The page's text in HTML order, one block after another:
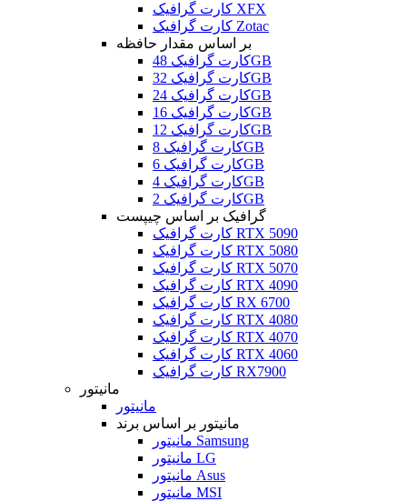
کارت گرافیک XFX
کارت گرافیک Zotac
بر اساس مقدار حافظه
کارت گرافیک 48GB
کارت گرافیک 32GB
کارت گرافیک 24GB
کارت گرافیک 16GB
کارت گرافیک 12GB
کارت گرافیک 8GB
کارت گرافیک 6GB
کارت گرافیک 4GB
کارت گرافیک 2GB
گرافیک بر اساس چیپست
کارت گرافیک RTX 5090
کارت گرافیک RTX 5080
کارت گرافیک RTX 5070
کارت گرافیک RTX 4090
کارت گرافیک RX 6700
کارت گرافیک RTX 4080
کارت گرافیک RTX 4070
کارت گرافیک RTX 4060
کارت گرافیک RX7900
مانیتور
مانیتور
مانیتور بر اساس برند
مانیتور Samsung
مانیتور LG
مانیتور Asus
مانیتور MSI